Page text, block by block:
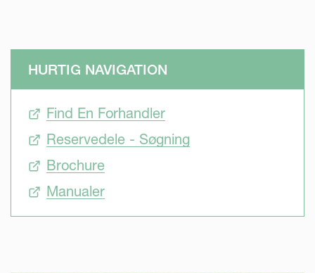
HURTIG NAVIGATION
Find En Forhandler
Reservedele - Søgning
Brochure
Manualer